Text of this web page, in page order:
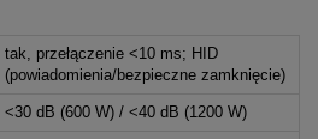
tak, przełączenie <10 ms; HID
(powiadomienia/bezpieczne zamknięcie)
<30 dB (600 W) / <40 dB (1200 W)